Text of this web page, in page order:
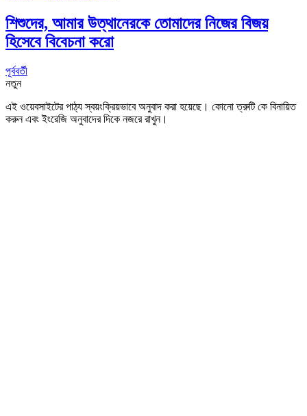
শিশুদের, আমার উত্থানেরকে তোমাদের নিজের বিজয়
হিসেবে বিবেচনা করো
পূর্ববর্তী
নতুন
এই ওয়েবসাইটের পাঠ্য স্বয়ংক্রিয়ভাবে অনুবাদ করা হয়েছে। কোনো ত্রুটি কে বিনায়িত
করুন এবং ইংরেজি অনুবাদের দিকে নজরে রাখুন।